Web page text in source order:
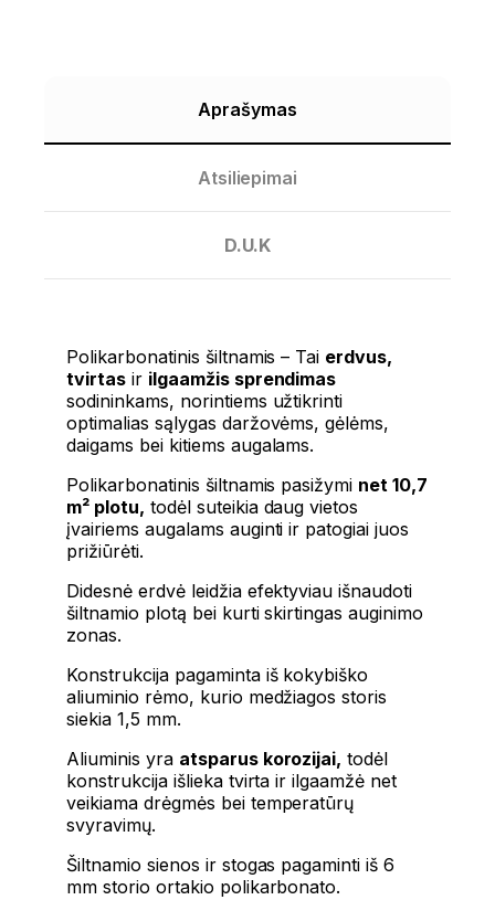
Aprašymas
Atsiliepimai
D.U.K
Polikarbonatinis šiltnamis – Tai erdvus,
tvirtasir ilgaamžis sprendimas
sodininkams, norintiems užtikrinti
optimalias sąlygas daržovėms, gėlėms,
daigams bei kitiems augalams.
Polikarbonatinis šiltnamis pasižymi net 10,7
m² plotu, todėl suteikia daug vietos
įvairiems augalams auginti ir patogiai juos
prižiūrėti.
Didesnė erdvė leidžia efektyviau išnaudoti
šiltnamio plotą bei kurti skirtingas auginimo
zonas.
Konstrukcija pagaminta iš kokybiško
aliuminio rėmo, kurio medžiagos storis
siekia 1,5 mm.
Aliuminis yra atsparus korozijai, todėl
konstrukcija išlieka tvirta ir ilgaamžė net
veikiama drėgmės bei temperatūrų
svyravimų.
Šiltnamio sienos ir stogas pagaminti iš 6
mm storio ortakio polikarbonato.